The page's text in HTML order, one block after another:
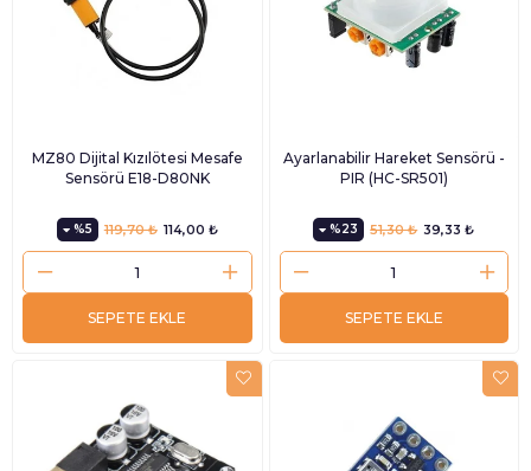
MZ80 Dijital Kızılötesi Mesafe
Sensörü E18-D80NK
%5 114,00 ₺
119,70 ₺
SEPETE EKLE
Ayarlanabilir Hareket Sensörü -
PIR (HC-SR501)
%23 39,33 ₺
51,30 ₺
SEPETE EKLE